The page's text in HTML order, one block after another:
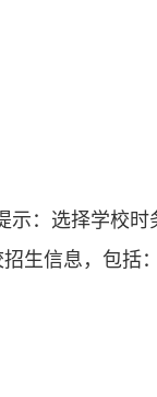
示：选择学校
生信息，包括：